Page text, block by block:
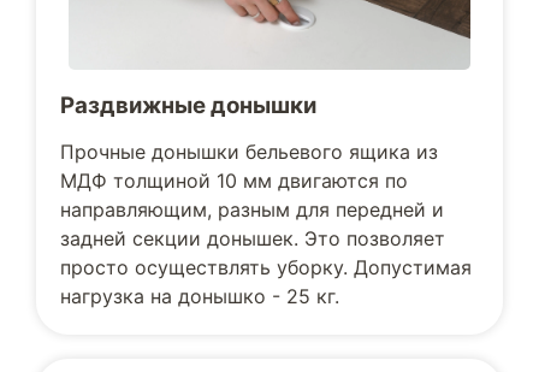
Раздвижные донышки
Прочные донышки бельевого ящика из
МДФ толщиной 10 мм двигаются по
направляющим, разным для передней и
задней секции донышек. Это позволяет
просто осуществлять уборку. Допустимая
нагрузка на донышко - 25 кг.